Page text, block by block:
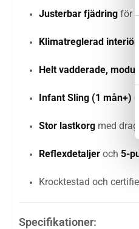
Justerbar fjädringför
Klimatreglerad interiör
Helt vadderade,
Infant Sling (1 mån+)
Stor lastkorgmed
Reflexdetaljeroch 5-
Krocktestad och
Specifikationer: